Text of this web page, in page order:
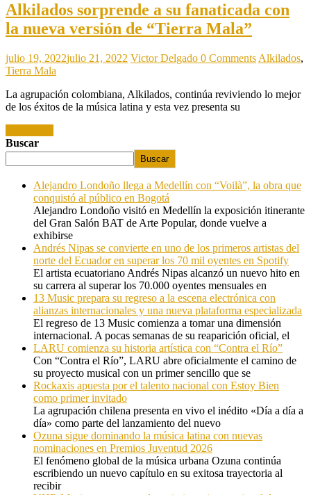
Alkilados sorprende a su fanaticada con
la nueva versión de “Tierra Mala”
julio 19, 2022julio 21, 2022 Victor Delgado 0 Comments Alkilados,
Tierra Mala
La agrupación colombiana, Alkilados, continúa reviviendo lo mejor
de los éxitos de la música latina y esta vez presenta su
Buscar
Buscar
Alejandro Londoño llega a Medellín con “Voilà”, la obra que
conquistó al público en Bogotá
Alejandro Londoño visitó en Medellín la exposición itinerante
del Gran Salón BAT de Arte Popular, donde vuelve a
exhibirse
Andrés Nipas se convierte en uno de los primeros artistas del
norte del Ecuador en superar los 70 mil oyentes en Spotify
El artista ecuatoriano Andrés Nipas alcanzó un nuevo hito en
su carrera al superar los 70.000 oyentes mensuales en
13 Music prepara su regreso a la escena electrónica con
alianzas internacionales y una nueva plataforma especializada
El regreso de 13 Music comienza a tomar una dimensión
internacional. A pocas semanas de su reaparición oficial, el
LARU comienza su historia artística con “Contra el Río”
Con “Contra el Río”, LARU abre oficialmente el camino de
su proyecto musical con un primer sencillo que se
Rockaxis apuesta por el talento nacional con Estoy Bien
como primer invitado
La agrupación chilena presenta en vivo el inédito «Día a día a
día» como parte del lanzamiento del nuevo
Ozuna sigue dominando la música latina con nuevas
nominaciones en Premios Juventud 2026
El fenómeno global de la música urbana Ozuna continúa
escribiendo un nuevo capítulo en su exitosa trayectoria al
recibir